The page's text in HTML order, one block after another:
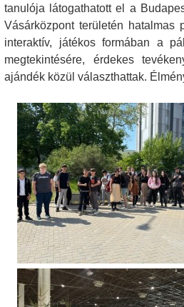
tanulója látogathatott el a
Vásárközpont területén hatalmas
interaktív, játékos formában a
megtekintésére, érdekes
ajándék közül választhattak.